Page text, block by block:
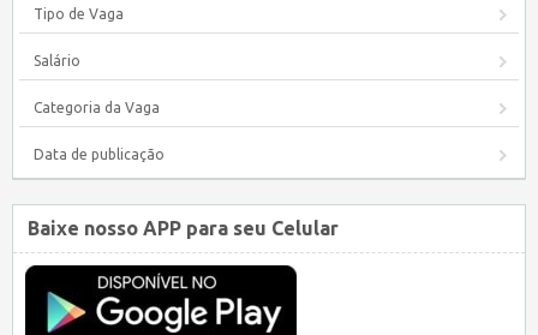
Tipo de Vaga
Salário
Categoria da Vaga
Data de publicação
Baixe nosso APP para seu Celular